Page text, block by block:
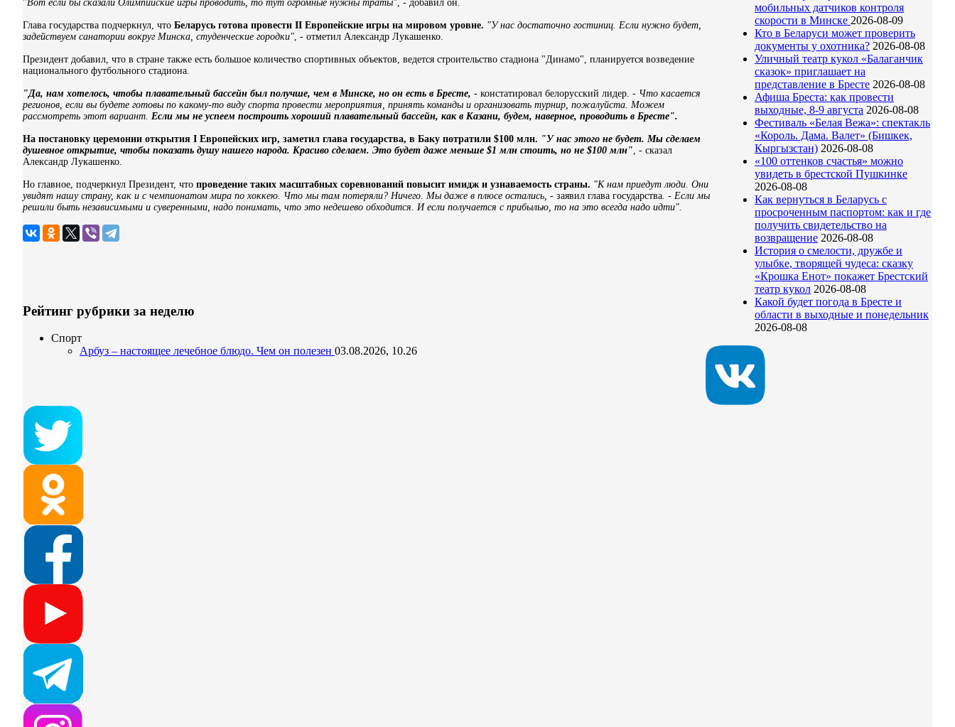
"Вот если бы сказали Олимпийские игры проводить, то тут огромные нужны траты" , - добавил он.
Глава государства подчеркнул, что Беларусь готова провести II Европейские игры на мировом уровне. "У нас достаточно гостиниц. Если нужно будет,
задействуем санатории вокруг Минска, студенческие городки" , - отметил Александр Лукашенко.
Президент добавил, что в стране также есть большое количество спортивных объектов, ведется строительство стадиона "Динамо", планируется возведение
национального футбольного стадиона.
"Да, нам хотелось, чтобы плавательный бассейн был получше, чем в Минске, но он есть в Бресте, - констатировал белорусский лидер. - Что касается
регионов, если вы будете готовы по какому-то виду спорта провести мероприятия, принять команды и организовать турнир, пожалуйста. Можем
рассмотреть этот вариант. Если мы не успеем построить хороший плавательный бассейн, как в Казани, будем, наверное, проводить в Бресте".
На постановку церемонии открытия I Европейских игр, заметил глава государства, в Баку потратили $100 млн. "У нас этого не будет. Мы сделаем
душевное открытие, чтобы показать душу нашего народа. Красиво сделаем. Это будет даже меньше $1 млн стоить, но не $100 млн" , - сказал
Александр Лукашенко.
Но главное, подчеркнул Президент, что проведение таких масштабных соревнований повысит имидж и узнаваемость страны. "К нам приедут люди. Они
увидят нашу страну, как и с чемпионатом мира по хоккею. Что мы там потеряли? Ничего. Мы даже в плюсе остались, - заявил глава государства . - Если мы
решили быть независимыми и суверенными, надо понимать, что это недешево обходится. И если получается с прибылью, то на это всегда надо идти".
мобильных датчиков контроля
скорости в Минске 2026-08-09
Кто в Беларуси может проверить
документы у охотника? 2026-08-08
Уличный театр кукол «Балаганчик
сказок» приглашает на
представление в Бресте 2026-08-08
Афиша Бреста: как провести
выходные, 8-9 августа 2026-08-08
Фестиваль «Белая Вежа»: спектакль
«Король. Дама. Валет» (Бишкек,
Кыргызстан) 2026-08-08
«100 оттенков счастья» можно
увидеть в брестской Пушкинке
2026-08-08
Как вернуться в Беларусь с
просроченным паспортом: как и где
получить свидетельство на
возвращение 2026-08-08
История о смелости, дружбе и
улыбке, творящей чудеса: сказку
«Крошка Енот» покажет Брестский
театр кукол 2026-08-08
Какой будет погода в Бресте и
области в выходные и понедельник
2026-08-08
Рейтинг рубрики за неделю
Спорт
Арбуз – настоящее лечебное блюдо. Чем он полезен 03.08.2026, 10.26